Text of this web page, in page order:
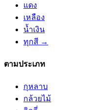
แดง
เหลือง
น้ำเงิน
ทุกสี →
ตามประเภท
กุหลาบ
กล้วยไม้